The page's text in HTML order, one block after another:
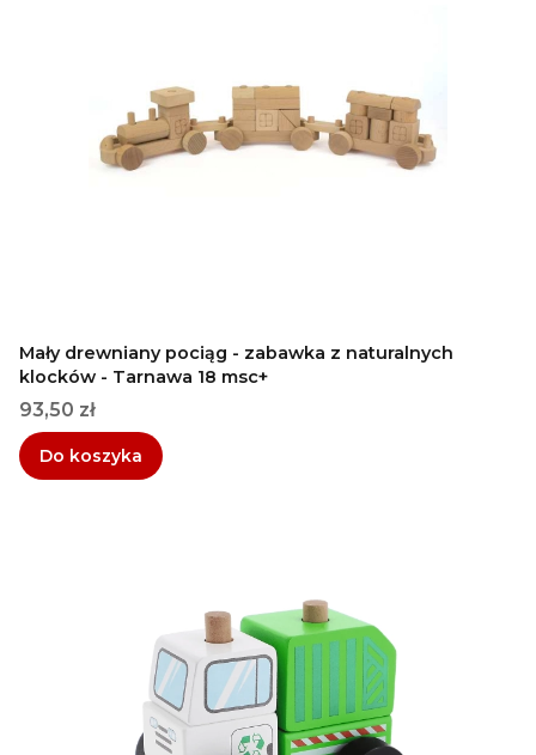
Mały drewniany pociąg - zabawka z naturalnych
klocków - Tarnawa 18 msc+
Cena
93,50 zł
Do koszyka